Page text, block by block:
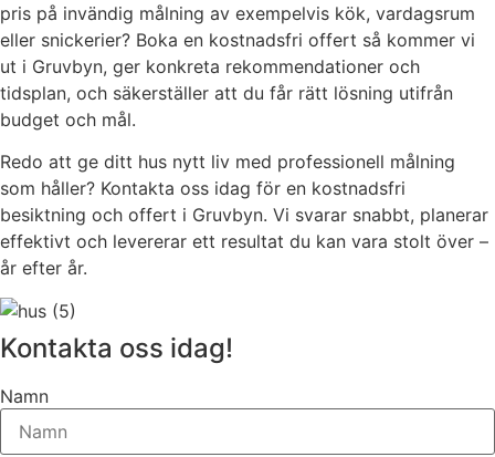
pris på invändig målning av exempelvis kök, vardagsrum
eller snickerier? Boka en kostnadsfri offert så kommer vi
ut i Gruvbyn, ger konkreta rekommendationer och
tidsplan, och säkerställer att du får rätt lösning utifrån
budget och mål.
Redo att ge ditt hus nytt liv med professionell målning
som håller? Kontakta oss idag för en kostnadsfri
besiktning och offert i Gruvbyn. Vi svarar snabbt, planerar
effektivt och levererar ett resultat du kan vara stolt över –
år efter år.
Kontakta oss idag!
Namn